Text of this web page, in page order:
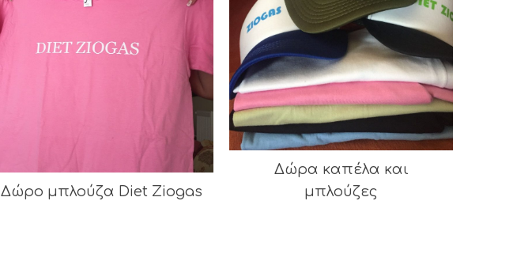
Δώρα καπέλα και
μπλούζες
Δώρο μπλούζα Diet Ziogas